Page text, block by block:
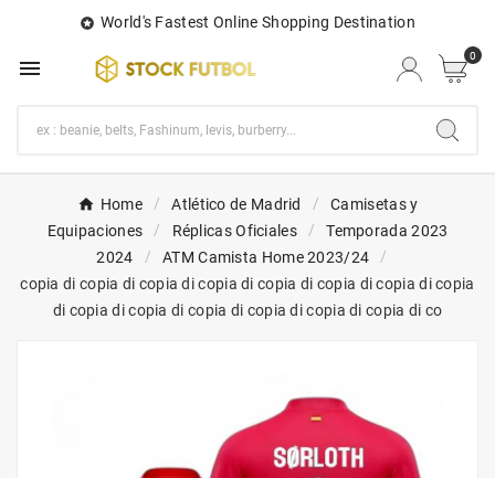
 World's Fastest Online Shopping Destination
 0
Home Atlético de Madrid
Camisetas y
Equipaciones
Réplicas Oficiales
Temporada 2023
2024
ATM Camista Home 2023/24
copia di copia di copia di copia di copia di copia di copia di copia
di copia di copia di copia di copia di copia di copia di co